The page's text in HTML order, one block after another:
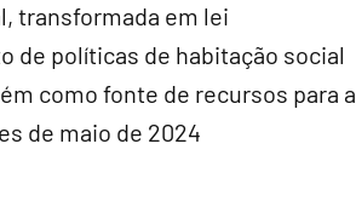
transformada em lei
de políticas de habitação social
como fonte de recursos para a
de maio de 2024